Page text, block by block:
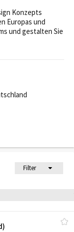
Filter
Konzepts
Europas und
und gestalten Sie